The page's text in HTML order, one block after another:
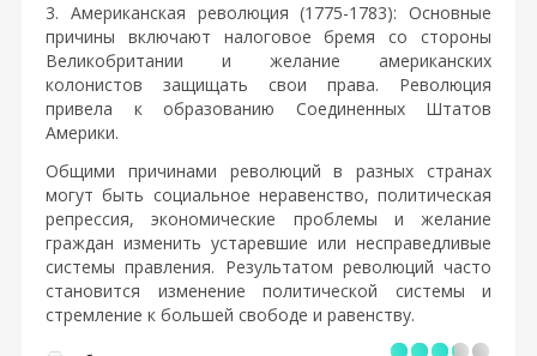
3. Американская революция (1775-1783): Основные
причины включают налоговое бремя со стороны
Великобритании и желание американских
колонистов защищать свои права. Революция
привела к образованию Соединенных Штатов
Америки.
Общими причинами революций в разных странах
могут быть социальное неравенство, политическая
репрессия, экономические проблемы и желание
граждан изменить устаревшие или несправедливые
системы правления. Результатом революций часто
становится изменение политической системы и
стремление к большей свободе и равенству.